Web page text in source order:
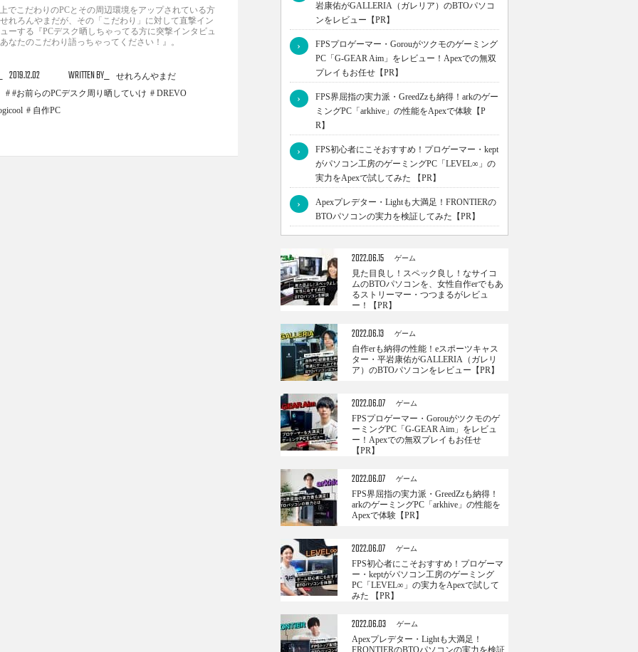
でこだわりのPCとその周辺環境をアップされている方
れろんやまだが、その「こだわり」に対して直撃イン
ーする『PCデスク晒しちゃってる方に突撃インタビュ
なたのこだわり語っちゃってください！』。
2019.12.02 WRITTEN BY せれろんやまだ
#お前らのPCデスク周り晒していけ
DREVO
自作PC
岩康佑がGALLERIA（ガレリア）のBTOパソコ
ンをレビュー【PR】
›
FPSプロゲーマー・Gorouがツクモのゲーミング
PC「G-GEAR Aim」をレビュー！Apexでの無双
プレイもお任せ【PR】
›
FPS界屈指の実力派・GreedZzも納得！arkのゲー
ミングPC「arkhive」の性能をApexで体験【P
R】
›
FPS初心者にこそおすすめ！プロゲーマー・kept
がパソコン工房のゲーミングPC「LEVEL∞」の
実力をApexで試してみた 【PR】
›
Apexプレデター・Lightも大満足！FRONTIERの
BTOパソコンの実力を検証してみた【PR】
2022.06.15 ゲーム
見た目良し！スペック良し！なサイコ
ムのBTOパソコンを、女性自作erでもあ
るストリーマー・つつまるがレビュ
ー！【PR】
2022.06.13 ゲーム
自作erも納得の性能！eスポーツキャス
ター・平岩康佑がGALLERIA（ガレリ
ア）のBTOパソコンをレビュー【PR】
2022.06.07 ゲーム
FPSプロゲーマー・Gorouがツクモのゲ
ーミングPC「G-GEAR Aim」をレビュ
ー！Apexでの無双プレイもお任せ
【PR】
2022.06.07 ゲーム
FPS界屈指の実力派・GreedZzも納得！
arkのゲーミングPC「arkhive」の性能を
Apexで体験【PR】
2022.06.07 ゲーム
FPS初心者にこそおすすめ！プロゲーマ
ー・keptがパソコン工房のゲーミング
PC「LEVEL∞」の実力をApexで試して
みた 【PR】
2022.06.03 ゲーム
Apexプレデター・Lightも大満足！
FRONTIERのBTOパソコンの実力を検証